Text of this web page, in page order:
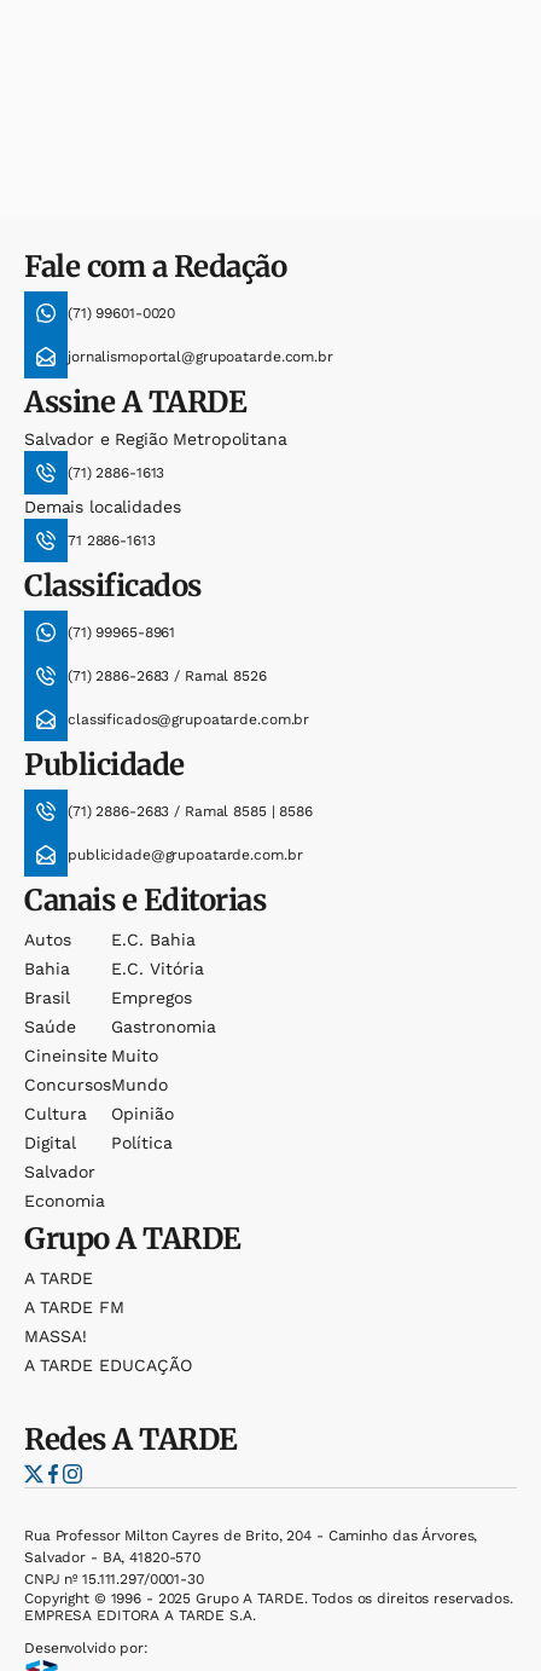
Fale com a Redação
(71) 99601-0020
jornalismoportal@grupoatarde.com.br
AssineA TARDE
Salvador e Região Metropolitana
(71) 2886-1613
Demais localidades
71 2886-1613
Classificados
(71) 99965-8961
(71) 2886-2683 / Ramal 8526
classificados@grupoatarde.com.br
Publicidade
(71) 2886-2683 / Ramal 8585 | 8586
publicidade@grupoatarde.com.br
Canais e Editorias
Autos
Bahia
Brasil
Saúde
Cineinsite
Concursos
Cultura
Digital
Salvador
Economia
E.c. Bahia
E.c. Vitória
Empregos
Gastronomia
Muito
Mundo
Opinião
Política
GrupoA TARDE
A TARDE
A TARDE FM
MASSA!
A TARDE EDUCAÇÃO
RedesA TARDE
Rua Professor Milton Cayres de Brito, 204 - Caminho das Árvores,
Salvador - BA, 41820-570
CNPJ nº 15.111.297/0001-30
Copyright © 1996 - 2025 Grupo A TARDE. Todos os direitos reservados.
EMPRESA EDITORA A TARDE S.A.
Desenvolvido por: